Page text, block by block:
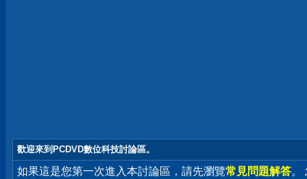
歡迎來到PCDVD數位科技討論區。
如果這是您第一次進入本討論區，請先瀏覽常見問題解答。